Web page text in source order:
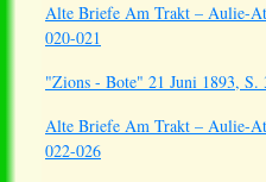
Alte Briefe Am Trakt – Aulie-
020-021
"Zions - Bote" 21 Juni 1893, S.
Alte Briefe Am Trakt – Aulie-
022-026